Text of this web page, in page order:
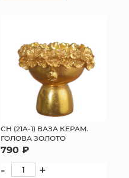
СН (21A-1) ВАЗА КЕРАМ.
ГОЛОВА ЗОЛОТО
790 ₽
- +